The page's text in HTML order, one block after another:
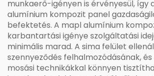
munkaerő-igényen is érvényesül, így
alumínium kompozit panel
befektetés. A mapl alumínium
karbantartási igénye szolgáltatási
minimális marad. A sima felület
szennyeződés felhalmozódásának,
mosási technikákkal könnyen